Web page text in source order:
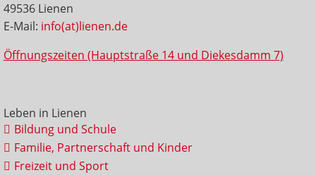
49536 Lienen
E-Mail: info(at)lienen.de
Öffnungszeiten (Hauptstraße 14 und Diekesdamm 7)
Leben in Lienen
Bildung und Schule
Familie, Partnerschaft und Kinder
Freizeit und Sport